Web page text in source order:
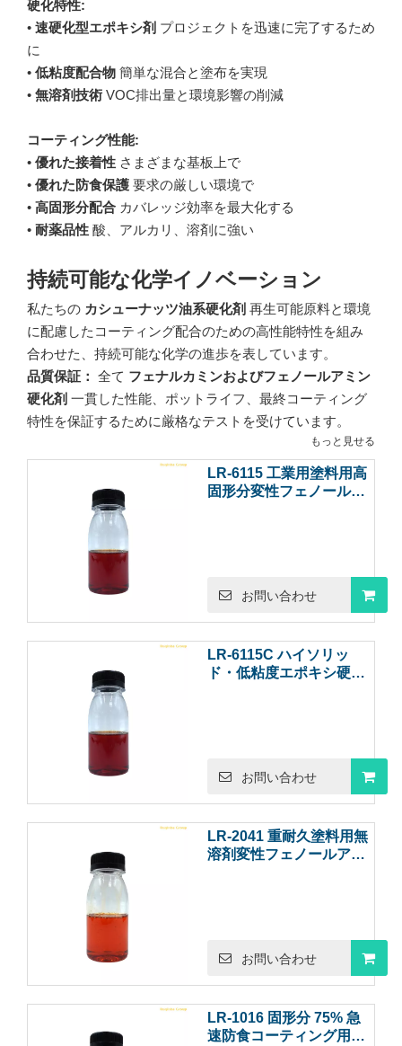
硬化特性:
• 速硬化型エポキシ剤 プロジェクトを迅速に完了するため
に
• 低粘度配合物 簡単な混合と塗布を実現
• 無溶剤技術 VOC排出量と環境影響の削減
コーティング性能:
• 優れた接着性 さまざまな基板上で
• 優れた防食保護 要求の厳しい環境で
• 高固形分配合 カバレッジ効率を最大化する
• 耐薬品性 酸、アルカリ、溶剤に強い
持続可能な化学イノベーション
私たちの カシューナッツ油系硬化剤 再生可能原料と環境
に配慮したコーティング配合のための高性能特性を組み
合わせた、持続可能な化学の進歩を表しています。
品質保証： 全て フェナルカミンおよびフェノールアミン
硬化剤 一貫した性能、ポットライフ、最終コーティング
特性を保証するために厳格なテストを受けています。
もっと見せる
LR-6115 工業用塗料用高
固形分変性フェノールア
お問い合わせ
LR-6115C ハイソリッ
ド・低粘度エポキシ硬化
お問い合わせ
LR-2041 重耐久塗料用無
溶剤変性フェノールアミ
お問い合わせ
LR-1016 固形分 75% 急
速防食コーティング用変